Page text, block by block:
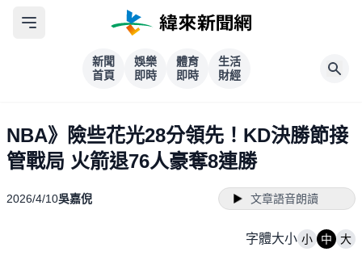
新聞
首頁
娛樂
即時
體育
即時
生活
財經
NBA》險些花光28分領先！KD決勝節接
管戰局 火箭退76人豪奪8連勝
2026/4/10吳嘉倪 文章語音朗讀
字體大小 小 中 大